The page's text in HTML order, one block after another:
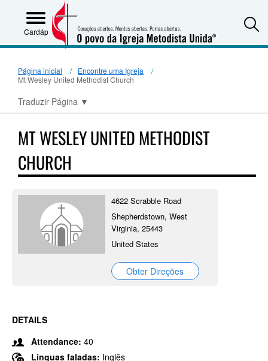
Cardápio
Página inicial
Encontre uma Igreja
Mt Wesley United Methodist Church
Traduzir Página ▼
MT WESLEY UNITED METHODIST
CHURCH
4622 Scrabble Road
Shepherdstown, West
Virginia, 25443
United States
Obter Direções
DETAILS
Attendance: 40
Línguas faladas: Inglês